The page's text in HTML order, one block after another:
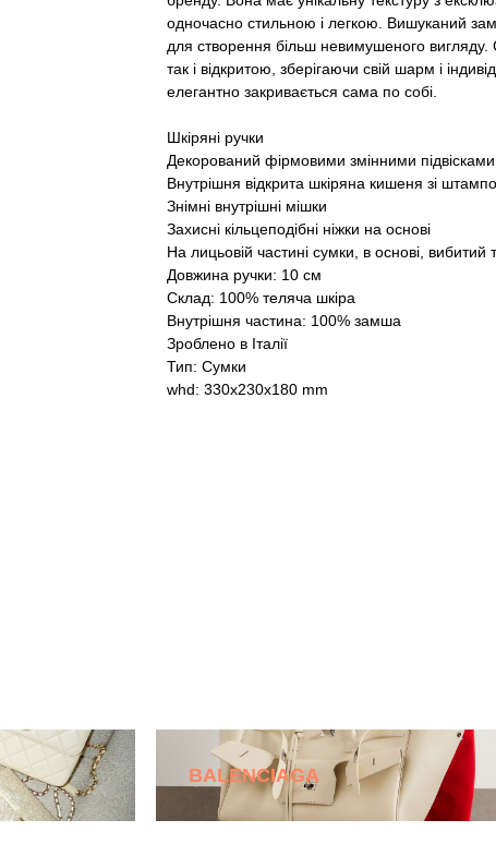
одночасно стильною і легкою. Вишуканий
для створення більш невимушеного
так і відкритою, зберігаючи свій шарм і
елегантно закривається сама по собі.
Шкіряні ручки
Декорований фірмовими змінними
Внутрішня відкрита шкіряна кишеня зі
Знімні внутрішні мішки
Захисні кільцеподібні ніжки на основі
На лицьовій частині сумки, в основі, вибитий
Довжина ручки: 10 см
Склад: 100% теляча шкіра
Внутрішня частина: 100% замша
Зроблено в Італії
Тип: Сумки
whd: 330x230x180 mm
BALENCIAGA